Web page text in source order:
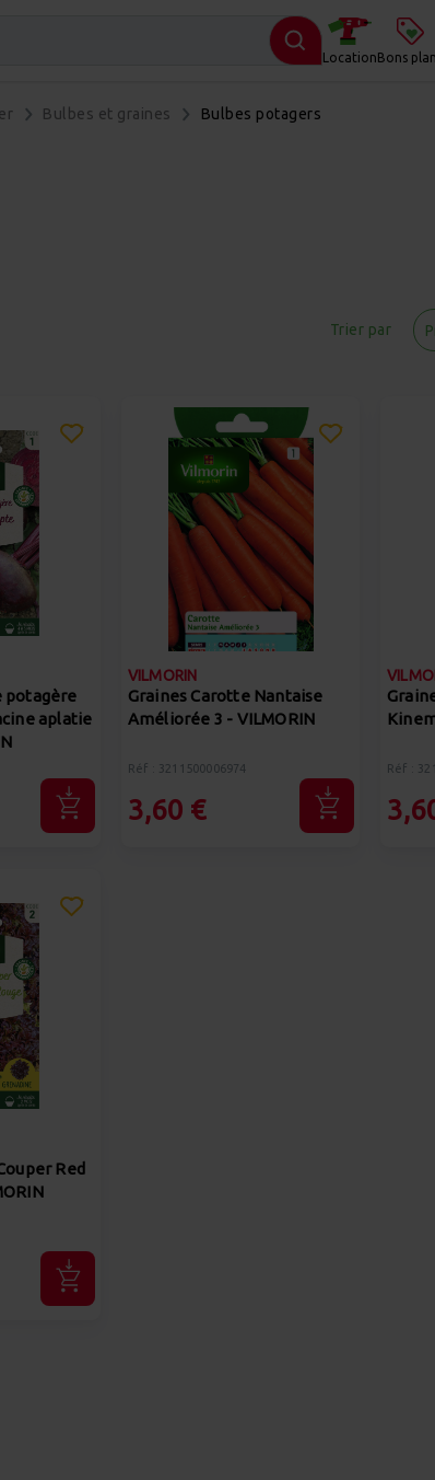
LocationBons
Bulbes et graines Bulbes potagers
Trier par
potagère
aplatie
VILMORIN
Graines Carotte Nantaise
Améliorée 3 - VILMORIN
Réf : 3211500006974
3,60 €
Réf :
Red